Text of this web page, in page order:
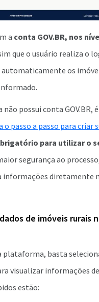
a conta GOV.BR, nos
que o usuário realiza o
os
não possui conta GOV.BR,
o passo a passo para criar
para utilizar o
segurança ao
diretamente
de imóveis rurais
plataforma, basta
visualizar informações
estão: